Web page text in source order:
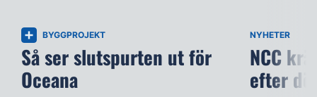
BYGGPROJEKT
Så ser slutspurten ut för
Oceana
NYHETER
NCC
efter